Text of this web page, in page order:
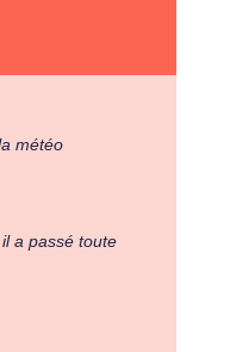
météo
a passé toute